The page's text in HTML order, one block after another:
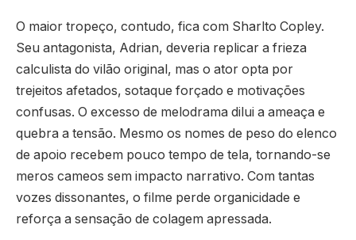
O maior tropeço, contudo, fica com Sharlto Copley.
Seu antagonista, Adrian, deveria replicar a frieza
calculista do vilão original, mas o ator opta por
trejeitos afetados, sotaque forçado e motivações
confusas. O excesso de melodrama dilui a ameaça e
quebra a tensão. Mesmo os nomes de peso do elenco
de apoio recebem pouco tempo de tela, tornando-se
meros cameos sem impacto narrativo. Com tantas
vozes dissonantes, o filme perde organicidade e
reforça a sensação de colagem apressada.